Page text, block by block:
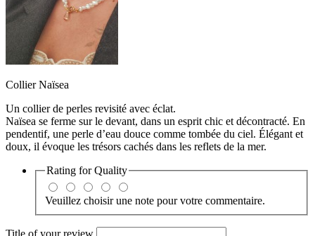
Collier Naïsea
Un collier de perles revisité avec éclat.
Naïsea se ferme sur le devant, dans un esprit chic et décontracté. En
pendentif, une perle d’eau douce comme tombée du ciel. Élégant et
doux, il évoque les trésors cachés dans les reflets de la mer.
Rating forQuality
Veuillez choisir une note pour votre commentaire.